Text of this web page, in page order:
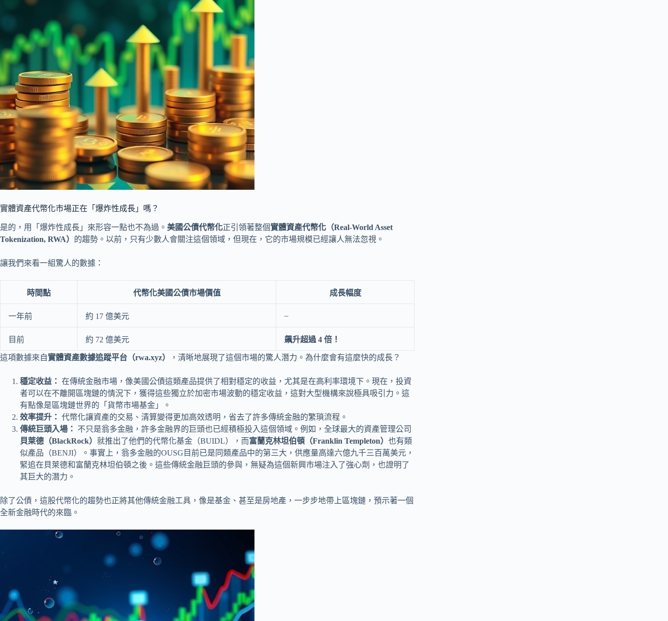
實體資產代幣化市場正在「爆炸性成長」嗎？
是的，用「爆炸性成長」來形容一點也不為過。 美國公債代幣化正引領著整個實體資產代幣化（Real-World Asset
Tokenization, RWA） 的趨勢。以前，只有少數人會關注這個領域，但現在，它的市場規模已經讓人無法忽視。
讓我們來看一組驚人的數據：
時間點 代幣化美國公債市場價值 成長幅度
一年前 約 17 億美元 –
目前 約 72 億美元 飆升超過 4 倍！
這項數據來自實體資產數據追蹤平台（rwa.xyz） ，清晰地展現了這個市場的驚人潛力。為什麼會有這麼快的成長？
穩定收益： 在傳統金融市場，像美國公債這類產品提供了相對穩定的收益，尤其是在高利率環境下。現在，投資
者可以在不離開區塊鏈的情況下，獲得這些獨立於加密市場波動的穩定收益，這對大型機構來說極具吸引力。這
有點像是區塊鏈世界的「貨幣市場基金」。
效率提升： 代幣化讓資產的交易、清算變得更加高效透明，省去了許多傳統金融的繁瑣流程。
傳統巨頭入場：
不只是翁多金融，許多金融界的巨頭也已經積極投入這個領域。例如，全球最大的資產管理公司
貝萊德（BlackRock） 就推出了他們的代幣化基金（BUIDL），而富蘭克林坦伯頓（Franklin Templeton） 也有類
似產品（BENJI）。事實上，翁多金融的OUSG目前已是同類產品中的第三大，供應量高達六億九千三百萬美元，
緊追在貝萊德和富蘭克林坦伯頓之後。這些傳統金融巨頭的參與，無疑為這個新興市場注入了強心劑，也證明了
其巨大的潛力。
除了公債，這股代幣化的趨勢也正將其他傳統金融工具，像是基金、甚至是房地產，一步步地帶上區塊鏈，預示著一個
全新金融時代的來臨。